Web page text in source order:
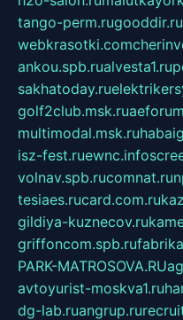
tango-perm.rugooddir.ru
webkrasotki.com
ankou.spb.rualvesta1.ru
sakhatoday.ru
golf2club.msk.ru
multimodal.msk.ru
isz-fest.ruewnc.info
volnav.spb.rucomnat.ru
tesiaes.rucard.com.ru
gildiya-kuznecov.ru
griffoncom.spb.ru
PARK-MATROSOVA.RU
avtoyurist-moskva1.ru
dg-lab.ruangrup.ru